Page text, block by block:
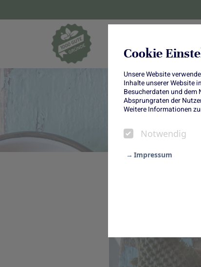
Cookie
Unsere Website
Inhalte unserer Website
Besucherdaten und
Absprungraten der
Weitere Informationen
Notwendig
Impressum
Marketing